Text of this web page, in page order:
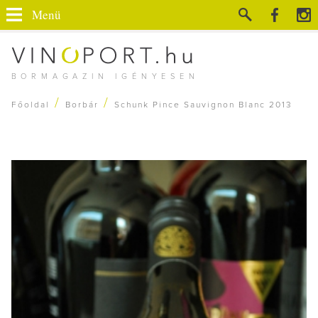
BORMAGAZIN IGÉNYESEN
Menü
Főoldal / Borbár / Schunk Pince Sauvignon Blanc 2013